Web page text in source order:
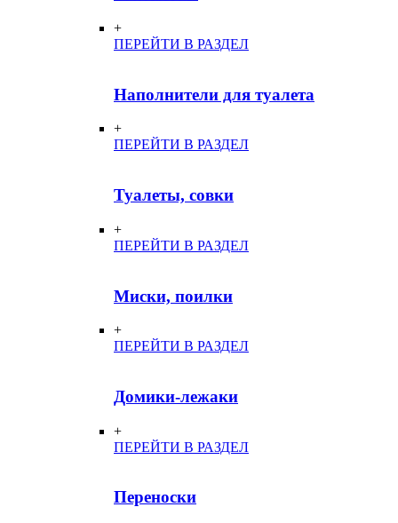
+
ПЕРЕЙТИ В РАЗДЕЛ
Наполнители для туалета
+
ПЕРЕЙТИ В РАЗДЕЛ
Туалеты, совки
+
ПЕРЕЙТИ В РАЗДЕЛ
Миски, поилки
+
ПЕРЕЙТИ В РАЗДЕЛ
Домики-лежаки
+
ПЕРЕЙТИ В РАЗДЕЛ
Переноски